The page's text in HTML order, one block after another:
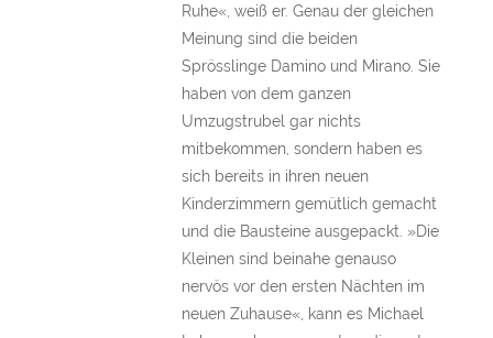
Ruhe«, weiß er. Genau der gleichen
Meinung sind die beiden
Sprösslinge Damino und Mirano. Sie
haben von dem ganzen
Umzugstrubel gar nichts
mitbekommen, sondern haben es
sich bereits in ihren neuen
Kinderzimmern gemütlich gemacht
und die Bausteine ausgepackt. »Die
Kleinen sind beinahe genauso
nervös vor den ersten Nächten im
neuen Zuhause«, kann es Michael